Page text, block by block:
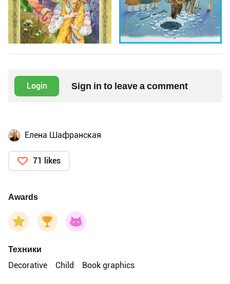
Login Sign in to leave a comment
Елена Шафранская
71 likes
Awards
Техники
Decorative
Child Book graphics